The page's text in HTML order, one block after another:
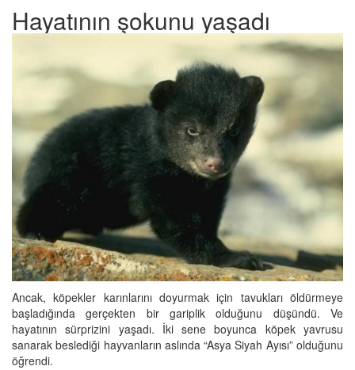
Hayatının şokunu yaşadı
Ancak, köpekler karınlarını doyurmak için tavukları öldürmeye
başladığında gerçekten bir gariplik olduğunu düşündü. Ve
hayatının sürprizini yaşadı. İki sene boyunca köpek yavrusu
sanarak beslediği hayvanların aslında “Asya Siyah Ayısı” olduğunu
öğrendi.